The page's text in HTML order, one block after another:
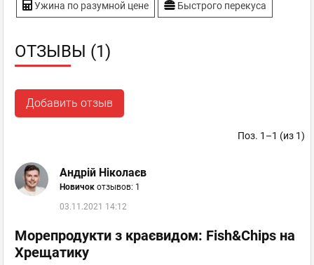
Ужина по разумной цене Быстрого перекуса
ОТЗЫВЫ (1)
Добавить отзыв
Поз. 1–1 (из 1)
Андрій Ніколаєв
Новичок отзывов: 1
03.11.2021 14:12
Морепродукти з краєвидом: Fish&Chips на
Хрещатику